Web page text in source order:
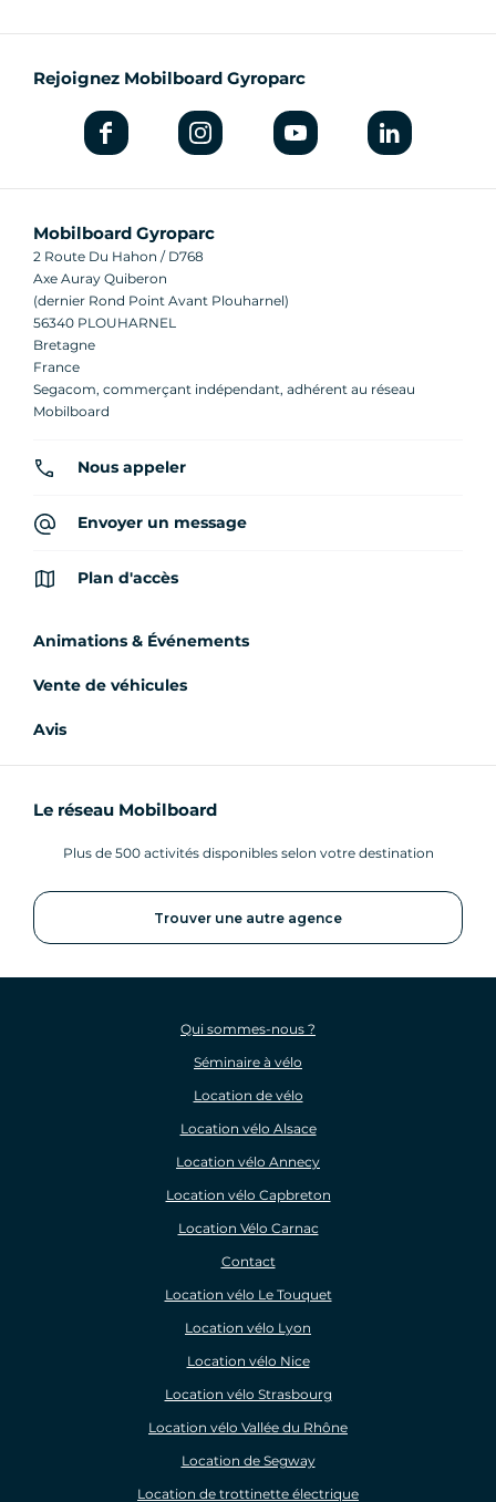
Rejoignez Mobilboard Gyroparc
Mobilboard Gyroparc
2 Route Du Hahon / D768
Axe Auray Quiberon
(dernier Rond Point Avant Plouharnel)
56340 PLOUHARNEL
Bretagne
France
Segacom, commerçant indépendant, adhérent au réseau
Mobilboard
Nous appeler
Envoyer un message
Plan d'accès
Animations & Événements
Vente de véhicules
Avis
Le réseau Mobilboard
Plus de 500 activités disponibles selon votre destination
Trouver une autre agence
Qui sommes-nous ?
Séminaire à vélo
Location de vélo
Location vélo Alsace
Location vélo Annecy
Location vélo Capbreton
Location Vélo Carnac
Contact
Location vélo Le Touquet
Location vélo Lyon
Location vélo Nice
Location vélo Strasbourg
Location vélo Vallée du Rhône
Location de Segway
Location de trottinette électrique